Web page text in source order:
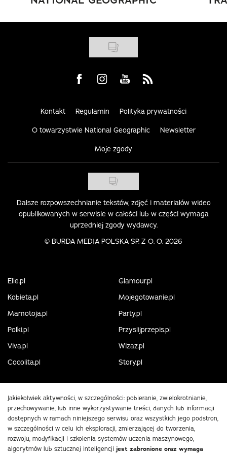
Visit us on Facebook
Visit us on Instagram
Visit us on Youtube
Visit us on Rss
Kontakt Regulamin Polityka prywatności
O towarzystwie National Geographic Newsletter
Moje zgody
Dalsze rozpowszechnianie tekstów, zdjęć i materiałów wideo
opublikowanych w serwisie w całości lub w części wymaga
uprzedniej zgody wydawcy.
© BURDA MEDIA POLSKA SP. Z O. O. 2026
Elle.pl
Glamour.pl
Kobieta.pl
Mojegotowanie.pl
Mamotoja.pl
Party.pl
Polki.pl
Przyslijprzepis.pl
Viva.pl
Wizaz.pl
Cocolita.pl
Story.pl
Jakiekolwiek aktywności, w szczególności: pobieranie, zwielokrotnianie,
przechowywanie, lub inne wykorzystywanie treści, danych lub informacji
dostępnych w ramach niniejszego serwisu oraz wszystkich jego podstron,
w szczególności w celu ich eksploracji, zmierzającej do tworzenia,
rozwoju, modyfikacji i szkolenia systemów uczenia maszynowego,
algorytmów lub sztucznej inteligencji jest zabronione oraz wymaga